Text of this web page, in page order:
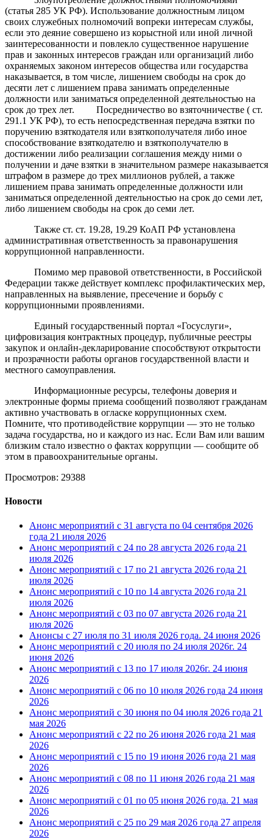
(статья 285 УК РФ). Использование должностным лицом
своих служебных полномочий вопреки интересам службы,
если это деяние совершено из корыстной или иной личной
заинтересованности и повлекло существенное нарушение
прав и законных интересов граждан или организаций либо
охраняемых законом интересов общества или государства
наказывается, в том числе, лишением свободы на срок до
десяти лет с лишением права занимать определенные
должности или заниматься определенной деятельностью на
срок до трех лет. Посредничество во взяточничестве ( ст.
291.1 УК РФ), то есть непосредственная передача взятки по
поручению взяткодателя или взяткополучателя либо иное
способствование взяткодателю и взяткополучателю в
достижении либо реализации соглашения между ними о
получении и даче взятки в значительном размере наказывается
штрафом в размере до трех миллионов рублей, а также
лишением права занимать определенные должности или
заниматься определенной деятельностью на срок до семи лет,
либо лишением свободы на срок до семи лет.
Также ст. ст. 19.28, 19.29 КоАП РФ установлена
административная ответственность за правонарушения
коррупционной направленности.
Помимо мер правовой ответственности, в Российской
Федерации также действует комплекс профилактических мер,
направленных на выявление, пресечение и борьбу с
коррупционными проявлениями.
Единый государственный портал «Госуслуги»,
цифровизация контрактных процедур, публичные реестры
закупок и онлайн-декларирование способствуют открытости
и прозрачности работы органов государственной власти и
местного самоуправления.
Информационные ресурсы, телефоны доверия и
электронные формы приема сообщений позволяют гражданам
активно участвовать в огласке коррупционных схем.
Помните, что противодействие коррупции — это не только
задача государства, но и каждого из нас. Если Вам или вашим
близким стало известно о фактах коррупции — сообщите об
этом в правоохранительные органы.
Просмотров: 29388
Новости
Анонс мероприятий с 31 августа по 04 сентября 2026
года 21 июля 2026
Анонс мероприятий с 24 по 28 августа 2026 года 21
июля 2026
Анонс мероприятий с 17 по 21 августа 2026 года 21
июля 2026
Анонс мероприятий с 10 по 14 августа 2026 года 21
июля 2026
Анонс мероприятий с 03 по 07 августа 2026 года 21
июля 2026
Анонсы с 27 июля по 31 июля 2026 года. 24 июня 2026
Анонс мероприятий с 20 июля по 24 июля 2026г. 24
июня 2026
Анонс мероприятий с 13 по 17 июля 2026г. 24 июня
2026
Анонс мероприятий с 06 по 10 июля 2026 года 24 июня
2026
Анонс мероприятий с 30 июня по 04 июля 2026 года 21
мая 2026
Анонс мероприятий с 22 по 26 июня 2026 года 21 мая
2026
Анонс мероприятий с 15 по 19 июня 2026 года 21 мая
2026
Анонс мероприятий с 08 по 11 июня 2026 года 21 мая
2026
Анонс мероприятий с 01 по 05 июня 2026 года. 21 мая
2026
Анонс мероприятий с 25 по 29 мая 2026 года 27 апреля
2026